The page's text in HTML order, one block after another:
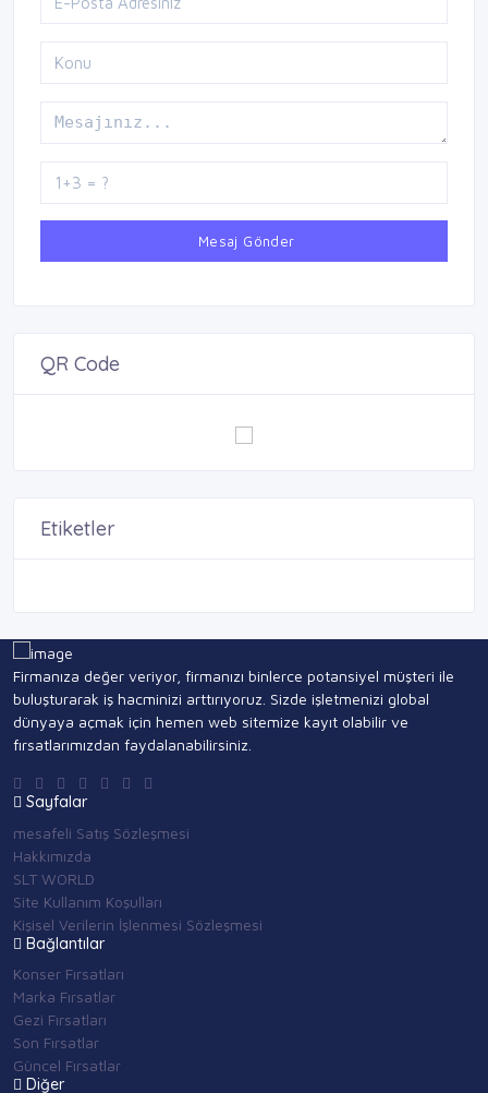
Mesaj Gönder
QR Code
Etiketler
Firmanıza değer veriyor, firmanızı binlerce potansiyel müşteri ile
buluşturarak iş hacminizi arttırıyoruz. Sizde işletmenizi global
dünyaya açmak için hemen web sitemize kayıt olabilir ve
fırsatlarımızdan faydalanabilirsiniz.
Sayfalar
mesafeli Satış Sözleşmesi
Hakkımızda
SLT WORLD
Site Kullanım Koşulları
Kişisel Verilerin İşlenmesi Sözleşmesi
Bağlantılar
Konser Fırsatları
Marka Fırsatlar
Gezi Fırsatları
Son Fırsatlar
Güncel Fırsatlar
Diğer